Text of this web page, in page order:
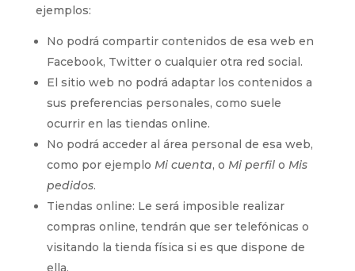
ejemplos:
No podrá compartir contenidos de esa web en
Facebook, Twitter o cualquier otra red social.
El sitio web no podrá adaptar los contenidos a
sus preferencias personales, como suele
ocurrir en las tiendas online.
No podrá acceder al área personal de esa web,
como por ejemplo Mi cuenta, o Mi perfilo Mis
pedidos.
Tiendas online: Le será imposible realizar
compras online, tendrán que ser telefónicas o
visitando la tienda física si es que dispone de
ella.